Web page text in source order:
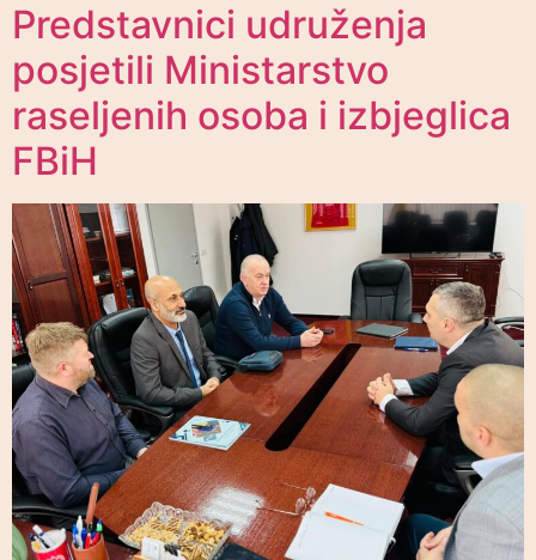
Predstavnici udruženja
posjetili Ministarstvo
raseljenih osoba i izbjeglica
FBiH